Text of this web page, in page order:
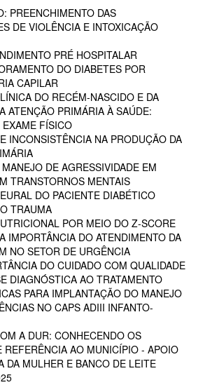
PREENCHIMENTO DAS
DE VIOLÊNCIA E INTOXICAÇÃO
PRÉ HOSPITALAR
DO DIABETES POR
CAPILAR
DO RECÉM-NASCIDO E DA
ATENÇÃO PRIMÁRIA À SAÚDE:
FÍSICO
INCONSISTÊNCIA NA PRODUÇÃO DA
DE AGRESSIVIDADE EM
TRANSTORNOS MENTAIS
DO PACIENTE DIABÉTICO
TRAUMA
POR MEIO DO Z-SCORE
IMPORTÂNCIA DO ATENDIMENTO DA
NO SETOR DE URGÊNCIA
DO CUIDADO COM QUALIDADE
DIAGNÓSTICA AO TRATAMENTO
PARA IMPLANTAÇÃO DO MANEJO
NO CAPS ADIII INFANTO-
A DUR: CONHECENDO OS
REFERÊNCIA AO MUNICÍPIO - APOIO
DA MULHER E BANCO DE LEITE